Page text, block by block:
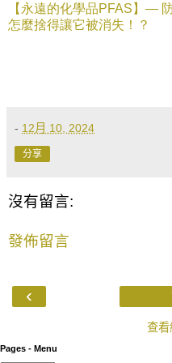
【永遠的化學品PFAS 】—
怎麼捨得讓它被消失！？
- 12月 10, 2024
分享
沒有留言:
發佈留言
‹
查看
Pages - Menu